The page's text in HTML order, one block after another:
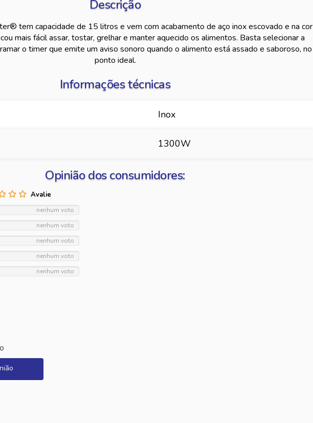
Descrição
tem capacidade de 15 litros e vem com acabamento de aço inox escovado e na cor
mais fácil assar, tostar, grelhar e manter aquecido os alimentos. Basta selecionar a
o timer que emite um aviso sonoro quando o alimento está assado e saboroso, no
ponto ideal.
Informações técnicas
Inox
1300W
Opinião dos consumidores:
nenhum voto
nenhum voto
nenhum voto
nenhum voto
nenhum voto